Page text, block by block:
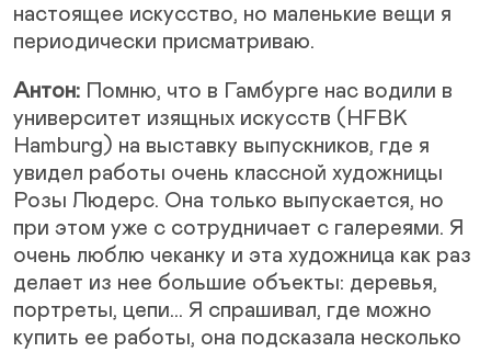
настоящее искусство, но маленькие вещи я
периодически присматриваю.
Антон: Помню, что в Гамбурге нас водили в
университет изящных искусств (HFBK
Hamburg) на выставку выпускников, где я
увидел работы очень классной художницы
Розы Людерс. Она только выпускается, но
при этом уже с сотрудничает с галереями. Я
очень люблю чеканку и эта художница как раз
делает из нее большие объекты: деревья,
портреты, цепи… Я спрашивал, где можно
купить ее работы, она подсказала несколько